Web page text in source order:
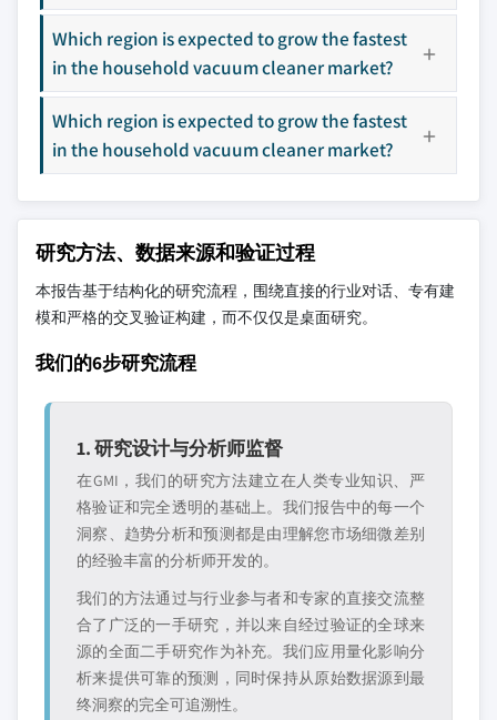
Which region is expected to grow the fastest
in the household vacuum cleaner market?
Which region is expected to grow the fastest
in the household vacuum cleaner market?
研究方法、数据来源和验证过程
本报告基于结构化的研究流程，围绕直接的行业对话、专有建
模和严格的交叉验证构建，而不仅仅是桌面研究。
我们的6步研究流程
1. 研究设计与分析师监督
在GMI，我们的研究方法建立在人类专业知识、严
格验证和完全透明的基础上。我们报告中的每一个
洞察、趋势分析和预测都是由理解您市场细微差别
的经验丰富的分析师开发的。
我们的方法通过与行业参与者和专家的直接交流整
合了广泛的一手研究，并以来自经过验证的全球来
源的全面二手研究作为补充。我们应用量化影响分
析来提供可靠的预测，同时保持从原始数据源到最
终洞察的完全可追溯性。